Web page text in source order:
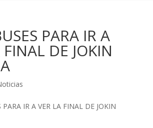
PARA IR A
DE JOKIN